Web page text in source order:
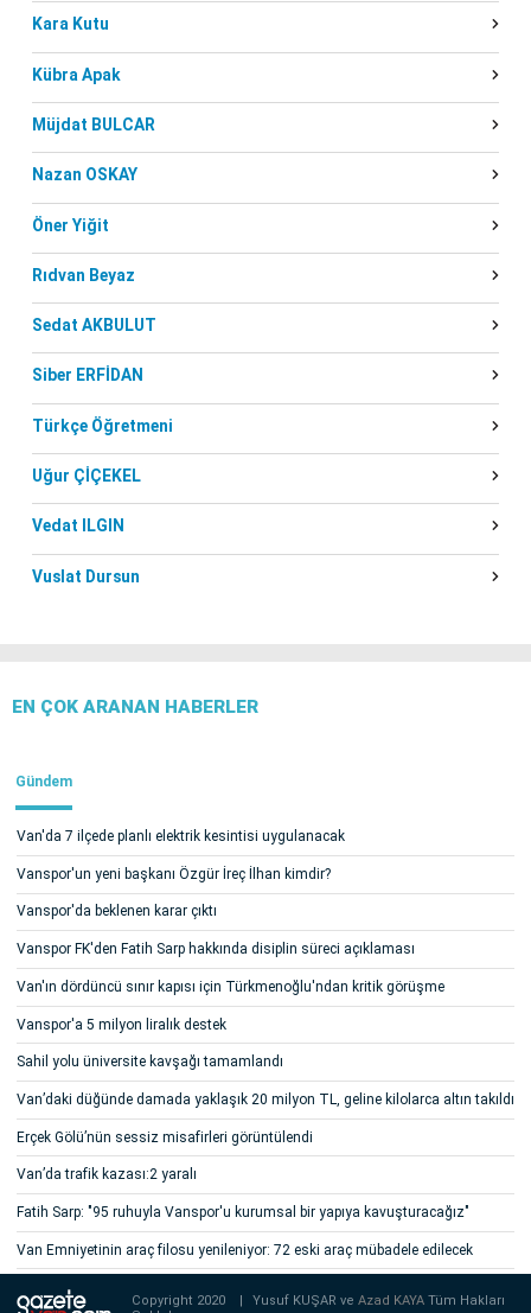
Kara Kutu
Kübra Apak
Müjdat BULCAR
Nazan OSKAY
Öner Yiğit
Rıdvan Beyaz
Sedat AKBULUT
Siber ERFİDAN
Türkçe Öğretmeni
Uğur ÇİÇEKEL
Vedat ILGIN
Vuslat Dursun
EN ÇOK ARANAN HABERLER
Gündem
Van'da 7 ilçede planlı elektrik kesintisi uygulanacak
Vanspor'un yeni başkanı Özgür İreç İlhan kimdir?
Vanspor'da beklenen karar çıktı
Vanspor FK'den Fatih Sarp hakkında disiplin süreci açıklaması
Van'ın dördüncü sınır kapısı için Türkmenoğlu'ndan kritik görüşme
Vanspor'a 5 milyon liralık destek
Sahil yolu üniversite kavşağı tamamlandı
Van’daki düğünde damada yaklaşık 20 milyon TL, geline kilolarca altın takıldı
Erçek Gölü’nün sessiz misafirleri görüntülendi
Van’da trafik kazası:2 yaralı
Fatih Sarp: "95 ruhuyla Vanspor'u kurumsal bir yapıya kavuşturacağız"
Van Emniyetinin araç filosu yenileniyor: 72 eski araç mübadele edilecek
Copyright 2020 Yusuf KUŞAR veAzad KAYATüm Hakları